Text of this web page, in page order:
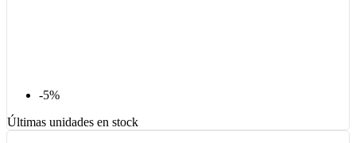
-5%
Últimas unidades en stock